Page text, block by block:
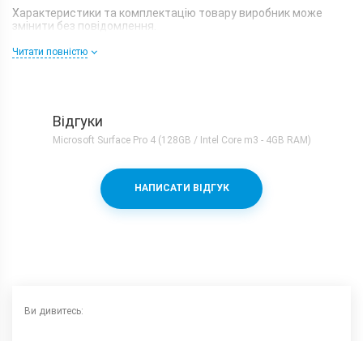
Характеристики та комплектацію товару виробник може
змінити без повідомлення.
Читати повністю
Відгуки
Microsoft Surface Pro 4 (128GB / Intel Core m3 - 4GB RAM)
НАПИСАТИ ВІДГУК
Ви дивитесь: